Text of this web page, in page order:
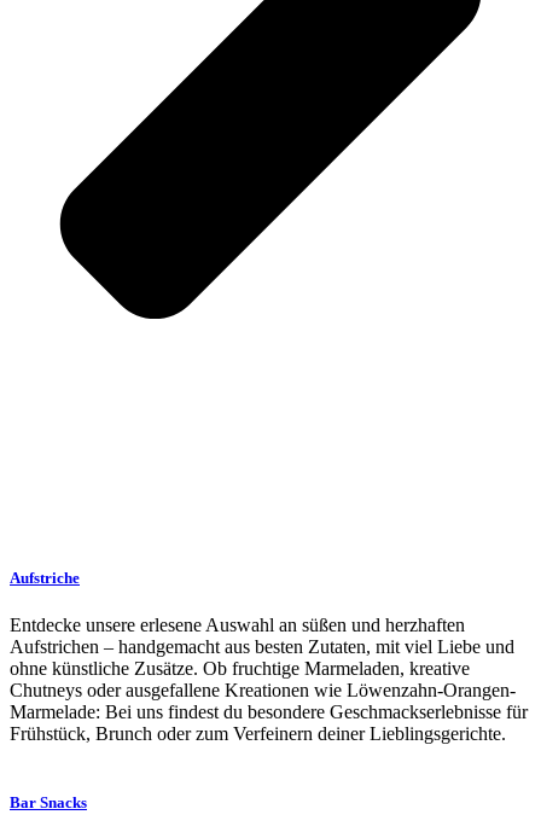
Aufstriche
Entdecke unsere erlesene Auswahl an süßen und herzhaften
Aufstrichen – handgemacht aus besten Zutaten, mit viel Liebe und
ohne künstliche Zusätze. Ob fruchtige Marmeladen, kreative
Chutneys oder ausgefallene Kreationen wie Löwenzahn-Orangen-
Marmelade: Bei uns findest du besondere Geschmackserlebnisse für
Frühstück, Brunch oder zum Verfeinern deiner Lieblingsgerichte.
Bar Snacks